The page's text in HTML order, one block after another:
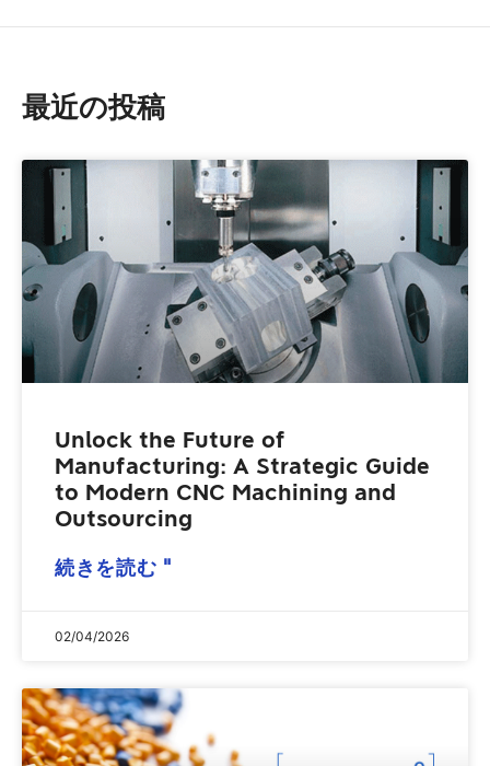
最近の投稿
Unlock the Future of
Manufacturing: A Strategic Guide
to Modern CNC Machining and
Outsourcing
続きを読む "
02/04/2026